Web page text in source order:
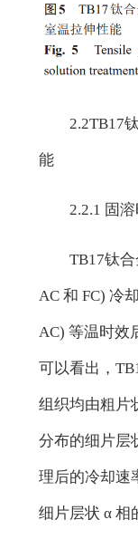
2.2TB17
能
2.2.1 固
TB17钛
AC 和 FC) 冷
AC) 等温时效
可以看出，
组织均由粗片
分布的细片层
理后的冷却速
细片层状 α 相